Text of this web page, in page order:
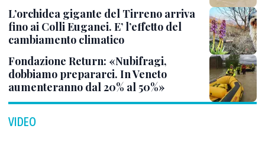
L’orchidea gigante del Tirreno arriva
fino ai Colli Euganei. E’ l’effetto del
cambiamento climatico
Fondazione Return: «Nubifragi,
dobbiamo prepararci. In Veneto
aumenteranno dal 20% al 50%»
VIDEO